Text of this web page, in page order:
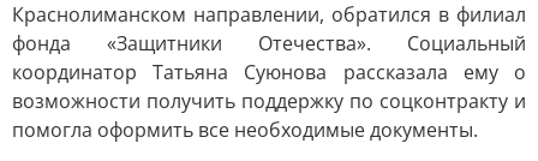
Краснолиманском направлении, обратился в филиал
фонда «Защитники Отечества». Социальный
координатор Татьяна Суюнова рассказала ему о
возможности получить поддержку по соцконтракту и
помогла оформить все необходимые документы.